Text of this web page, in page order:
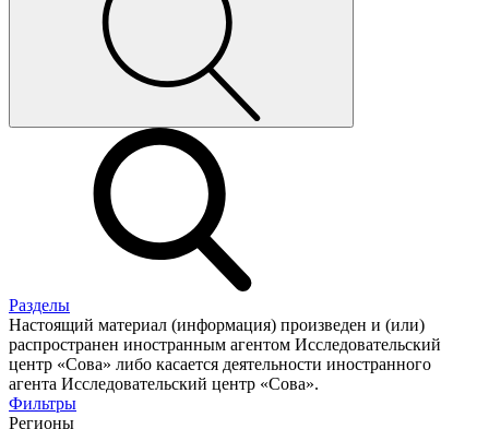
Разделы
Настоящий материал (информация) произведен и (или)
распространен иностранным агентом Исследовательский
центр «Сова» либо касается деятельности иностранного
агента Исследовательский центр «Сова».
Фильтры
Регионы